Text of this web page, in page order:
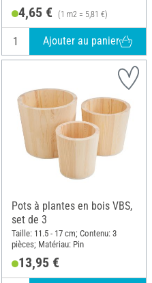
4,65 € (1 m2 = 5,81 €)
Ajouter au panier
Pots à plantes en bois VBS,
set de 3
Taille: 11.5 - 17 cm; Contenu: 3
pièces; Matériau: Pin
13,95 €